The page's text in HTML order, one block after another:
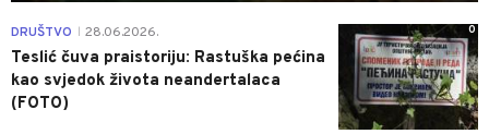
0
DRUŠTVO 28.06.2026.
Teslić čuva praistoriju: Rastuška pećina
kao svjedok života neandertalaca
(FOTO)